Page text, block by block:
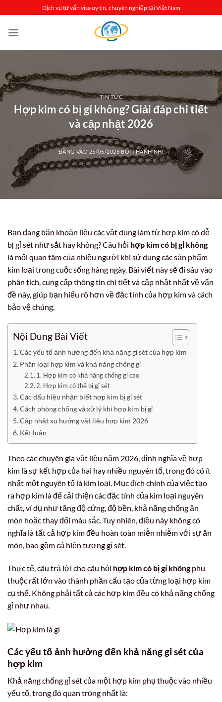
qua
nội
Dịch vụ tư vấn visa uy tín, chuyên nghiệp tại Việt Nam
TIN TỨC
Hợp kim có bị gỉ không? Giải đáp chi tiết
và cập nhật 2026
ĐĂNG VÀO 25/05/2026 BỞITHANH NHI
Bạn đang băn khoăn liệu các vật dụng làm từ hợp kim có dễ
bị gỉ sét như sắt hay không? Câu hỏi hợp kim có bị gỉ không
là mối quan tâm của nhiều người khi sử dụng các sản phẩm
kim loại trong cuộc sống hàng ngày. Bài viết này sẽ đi sâu vào
phân tích, cung cấp thông tin chi tiết và cập nhật nhất về vấn
đề này, giúp bạn hiểu rõ hơn về đặc tính của hợp kim và cách
bảo vệ chúng.
Nội Dung Bài Viết
Các yếu tố ảnh hưởng đến khả năng gỉ sét của hợp kim
Phân loại hợp kim và khả năng chống gỉ
1. Hợp kim có khả năng chống gỉ cao
2. Hợp kim có thể bị gỉ sét
Các dấu hiệu nhận biết hợp kim bị gỉ sét
Cách phòng chống và xử lý khi hợp kim bị gỉ
Cập nhật xu hướng vật liệu hợp kim 2026
Kết luận
Theo các chuyên gia vật liệu năm 2026, định nghĩa về hợp
kim là sự kết hợp của hai hay nhiều nguyên tố, trong đó có ít
nhất một nguyên tố là kim loại. Mục đích chính của việc tạo
ra hợp kim là để cải thiện các đặc tính của kim loại nguyên
chất, ví dụ như tăng độ cứng, độ bền, khả năng chống ăn
mòn hoặc thay đổi màu sắc. Tuy nhiên, điều này không có
nghĩa là tất cả hợp kim đều hoàn toàn miễn nhiễm với sự ăn
mòn, bao gồm cả hiện tượng gỉ sét.
Thực tế, câu trả lời cho câu hỏi hợp kim có bị gỉ khôngphụ
thuộc rất lớn vào thành phần cấu tạo của từng loại hợp kim
cụ thể. Không phải tất cả các hợp kim đều có khả năng chống
gỉ như nhau.
Các yếu tố ảnh hưởng đến khả năng gỉ sét của
hợp kim
Khả năng chống gỉ sét của một hợp kim phụ thuộc vào nhiều
yếu tố, trong đó quan trọng nhất là: